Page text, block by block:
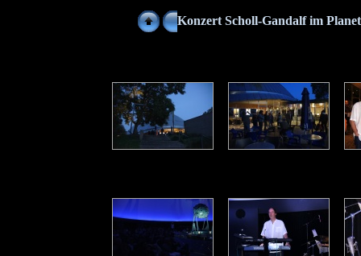
Konzert Scholl-Gandalf im